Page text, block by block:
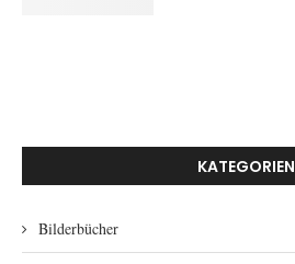
KATEGORIEN
Bilderbücher